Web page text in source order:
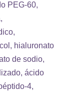
PEG-60,
hialuronato
de sodio,
ácido
4,